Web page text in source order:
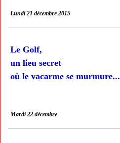
Lundi 21 décembre 2015
Le Golf,
un lieu secret
où le vacarme se murmure...
Mardi 22 décembre